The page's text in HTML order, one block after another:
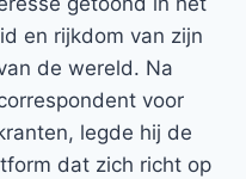
en rijkdom van zijn
de wereld. Na
voor
legde hij de
dat zich richt op